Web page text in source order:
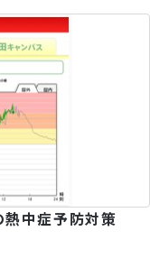
熱中症予防対策